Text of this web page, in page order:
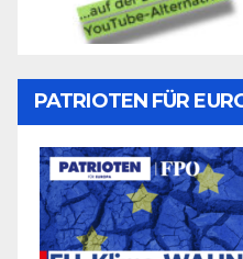
PATRIOTEN FÜR